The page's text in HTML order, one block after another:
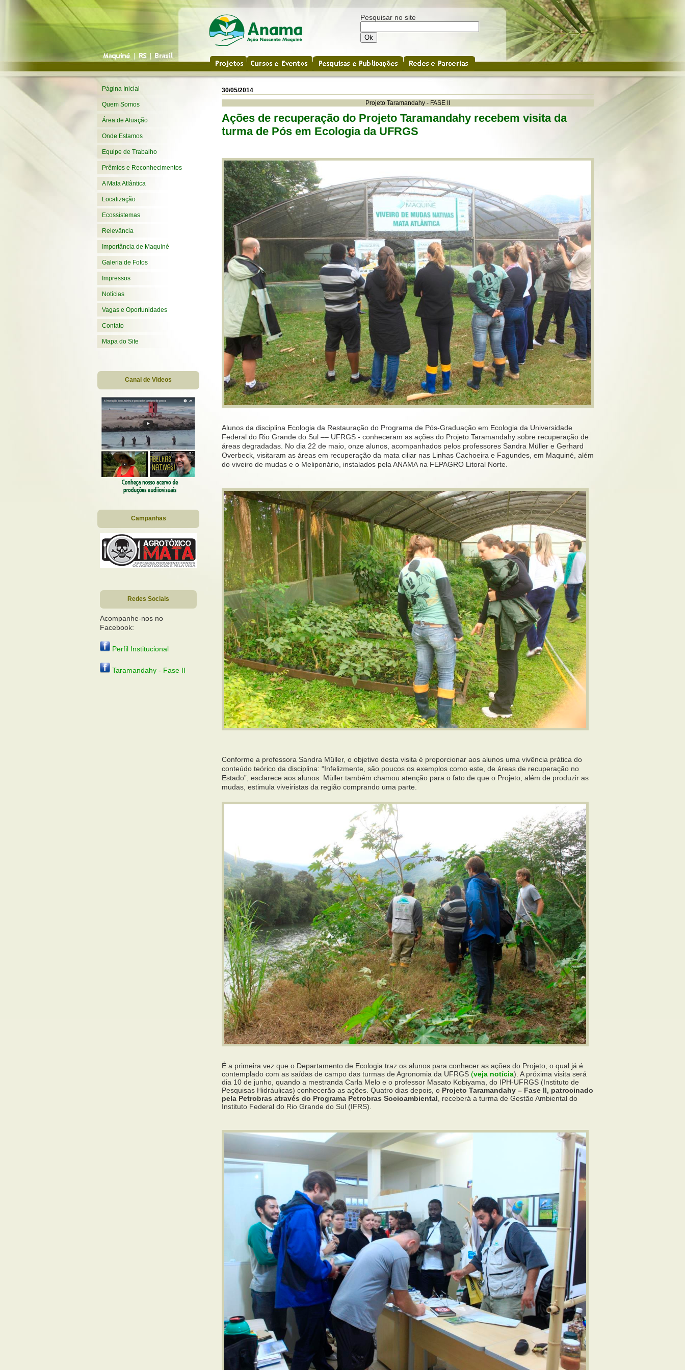
Pesquisar no site
Página Inicial
Quem Somos
Área de Atuação
Onde Estamos
Equipe de Trabalho
Prêmios e Reconhecimentos
A Mata Atlântica
Localização
Ecossistemas
Relevância
Importância de Maquiné
Galeria de Fotos
Impressos
Notícias
Vagas e Oportunidades
Contato
Mapa do Site
Canal de Videos
Campanhas
Redes Sociais
Acompanhe-nos no
Facebook:
Perfil Institucional
Taramandahy - Fase II
30/05/2014
Projeto Taramandahy - FASE II
Ações de recuperação do Projeto Taramandahy recebem visita da
turma de Pós em Ecologia da UFRGS
Alunos da disciplina Ecologia da Restauração do Programa de Pós-Graduação em Ecologia da Universidade
Federal do Rio Grande do Sul –– UFRGS - conheceram as ações do Projeto Taramandahy sobre recuperação de
áreas degradadas. No dia 22 de maio, onze alunos, acompanhados pelos professores Sandra Müller e Gerhard
Overbeck, visitaram as áreas em recuperação da mata ciliar nas Linhas Cachoeira e Fagundes, em Maquiné, além
do viveiro de mudas e o Meliponário, instalados pela ANAMA na FEPAGRO Litoral Norte.
Conforme a professora Sandra Müller, o objetivo desta visita é proporcionar aos alunos uma vivência prática do
conteúdo teórico da disciplina: “Infelizmente, são poucos os exemplos como este, de áreas de recuperação no
Estado”, esclarece aos alunos. Müller também chamou atenção para o fato de que o Projeto, além de produzir as
mudas, estimula viveiristas da região comprando uma parte.
É a primeira vez que o Departamento de Ecologia traz os alunos para conhecer as ações do Projeto, o qual já é
contemplado com as saídas de campo das turmas de Agronomia da UFRGS (veja notícia). A próxima visita será
dia 10 de junho, quando a mestranda Carla Melo e o professor Masato Kobiyama, do IPH-UFRGS (Instituto de
Pesquisas Hidráulicas) conhecerão as ações. Quatro dias depois, o Projeto Taramandahy – Fase II, patrocinado
pela Petrobras através do Programa Petrobras Socioambiental , receberá a turma de Gestão Ambiental do
Instituto Federal do Rio Grande do Sul (IFRS).